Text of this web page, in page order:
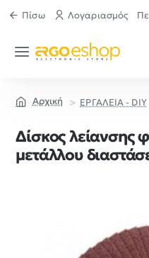
Πίσω Λογαριασμός
ΕΡΓΑΛΕΙΑ - DIY
Δίσκος λείανσης
μετάλλου